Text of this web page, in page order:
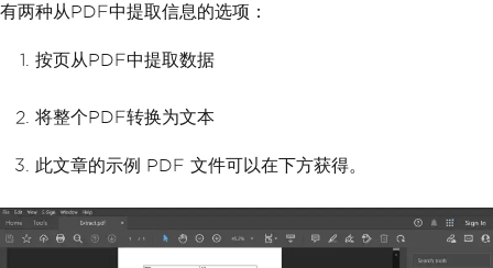
有两种从PDF中提取信息的选项：
按页从PDF中提取数据
将整个PDF转换为文本
此文章的示例 PDF 文件可以在下方获得。